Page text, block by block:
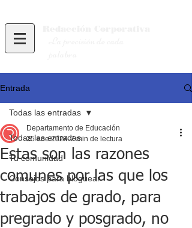
Entrada
Todas las entradas
Tu comunidad
Consejos para bloguear
Todas las entradas
Estas son las razones
comunes por las que los
trabajos de grado, para
pregrado y posgrado, no
Departamento de Educación
25 ene 2024 7 min de lectura